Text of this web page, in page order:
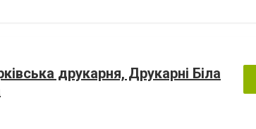
друкарня, Друкарні Біла